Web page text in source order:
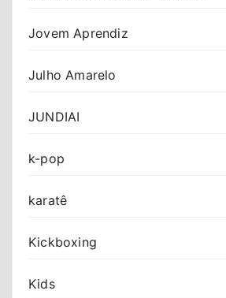
Jovem Aprendiz
Julho Amarelo
JUNDIAI
k-pop
karatê
Kickboxing
Kids